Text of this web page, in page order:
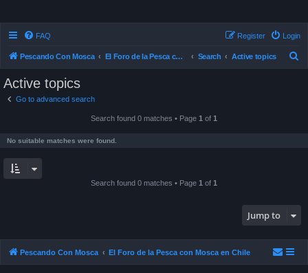
FAQ Login
Register
Pescando Con Mosca El Foro de la Pesca con Mosca en Chile Search Active topics
Active topics
Go to advanced search
Search found 0 matches • Page 1 of 1
No suitable matches were found.
Search found 0 matches • Page 1 of 1
Jump to
Pescando Con Mosca El Foro de la Pesca con Mosca en Chile